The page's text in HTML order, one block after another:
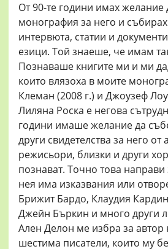
От 90-те години имах
монография за него и
интервюта, статии и
езици. Той знаеше, че имам
Познаваше книгите ми и ми
които влязоха в моите
Клеман (2008 г.) и Джоузеф
Лиляна Роска e негова
години имаше желание да
други свидетелства за него от
режисьори, близки и други
познават. Точно това
нея има изказвания или
Брижит Бардо, Клаудия
Джейн Бъркин и много други
Ален Делон ме избра за автор
шестима писатели, които му